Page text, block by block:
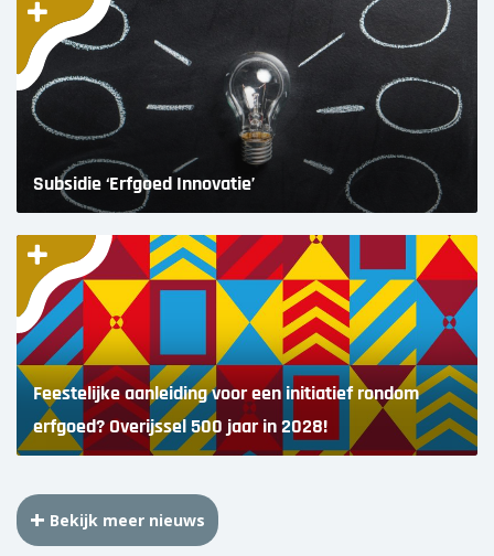
Subsidie ‘Erfgoed Innovatie’
Feestelijke aanleiding voor een initiatief rondom
erfgoed? Overijssel 500 jaar in 2028!
Bekijk meer nieuws